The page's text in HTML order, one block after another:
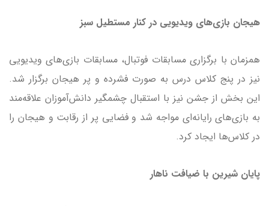
هیجان بازی‌های ویدیویی در کنار مستطیل سبز
همزمان با برگزاری مسابقات فوتبال، مسابقات بازی‌های ویدیویی
نیز در پنج کلاس درس به صورت فشرده و پر هیجان برگزار شد.
این بخش از جشن نیز با استقبال چشمگیر دانش‌آموزان علاقه‌مند
به بازی‌های رایانه‌ای مواجه شد و فضایی پر از رقابت و هیجان را
در کلاس‌ها ایجاد کرد.
پایان شیرین با ضیافت ناهار